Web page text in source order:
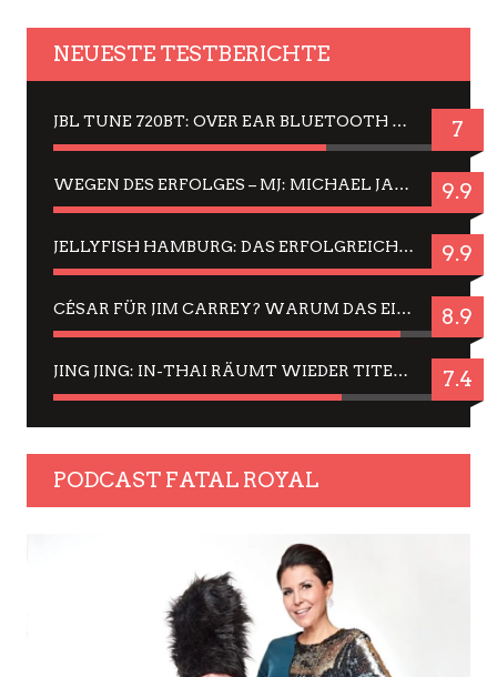
NEUESTE TESTBERICHTE
JBL TUNE 720BT: OVER EAR BLUETOOTH KOPFHÖRER UM DIE 50,-€ IM DAUER-TEST 7
WEGEN DES ERFOLGES – MJ: MICHAEL JACKSON MUSICAL IN EINER MATINEE SEHEN 9.9
JELLYFISH HAMBURG: DAS ERFOLGREICHE SOMMER-MENÜ 2025 IN GEFÜHLEN UND BILDERN 9.9
CÉSAR FÜR JIM CARREY? WARUM DAS EINER DER NERVIGSTEN ACTORS IST UND BLEIBT 8.9
JING JING: IN-THAI RÄUMT WIEDER TITEL AB – EIN ZWEI-STUNDEN-ERLEBNISBERICHT 7.4
PODCAST FATAL ROYAL